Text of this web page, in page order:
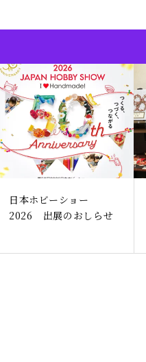
日本ホビーショー
2026 出展のおしらせ